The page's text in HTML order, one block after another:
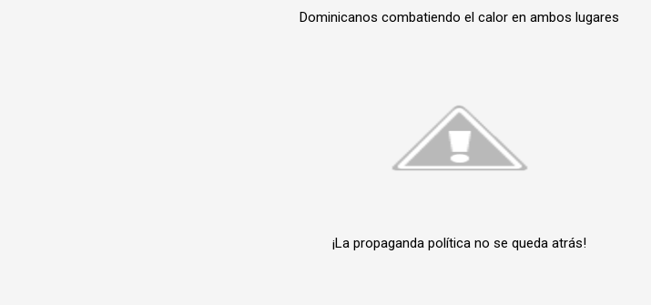
Dominicanos combatiendo el calor en ambos lugares
¡La propaganda política no se queda atrás!